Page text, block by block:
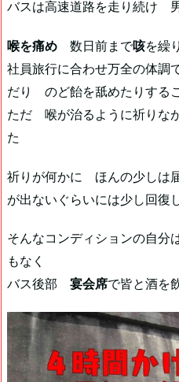
バスは高速道路を走り続け
喉を痛め 数日前まで咳を繰
社員旅行に合わせ万全の体調
だり のど飴を舐めたりする
ただ 喉が治るように祈りな
た
祈りが何かに ほんの少しは
が出ないぐらいには少し回復
そんなコンディションの自分
もなく
バス後部 宴会席で皆と酒を